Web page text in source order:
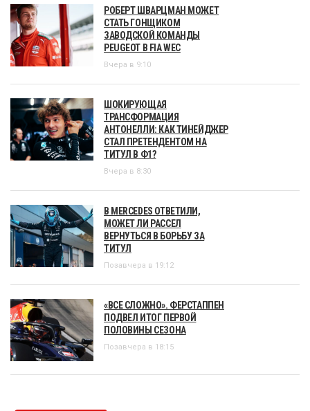
РОБЕРТ ШВАРЦМАН МОЖЕТ
СТАТЬ ГОНЩИКОМ
ЗАВОДСКОЙ КОМАНДЫ
PEUGEOT В FIA WEC
Вчера в 9:10
ШОКИРУЮЩАЯ
ТРАНСФОРМАЦИЯ
АНТОНЕЛЛИ: КАК ТИНЕЙДЖЕР
СТАЛ ПРЕТЕНДЕНТОМ НА
ТИТУЛ В Ф1?
Вчера в 8:30
В MERCEDES ОТВЕТИЛИ,
МОЖЕТ ЛИ РАССЕЛ
ВЕРНУТЬСЯ В БОРЬБУ ЗА
ТИТУЛ
Позавчера в 19:12
«ВСЕ СЛОЖНО». ФЕРСТАППЕН
ПОДВЕЛ ИТОГ ПЕРВОЙ
ПОЛОВИНЫ СЕЗОНА
Позавчера в 18:15